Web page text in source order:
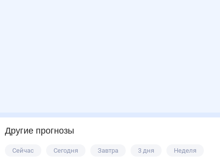
Другие прогнозы
Сейчас Сегодня Завтра 3 дня Неделя